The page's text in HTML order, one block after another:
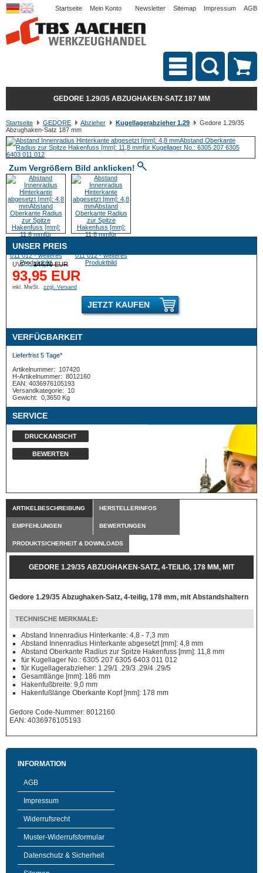
Startseite Mein Konto Newsletter Sitemap Impressum AGB
GEDORE 1.29/35 ABZUGHAKEN-SATZ 187 MM
Startseite GEDORE Abzieher Kugellagerabzieher 1.29
Gedore 1.29/35
Abzughaken-Satz 187 mm
Zum Vergrößern Bild anklicken!
UNSER PREIS
UVP**:144,70 EUR
93,95 EUR
inkl. MwSt. zzgl. Versand
JETZT KAUFEN
VERFÜGBARKEIT
Lieferfrist 5 Tage*
Artikelnummer:
107420
H-Artikelnummer: 8012160
EAN: 4036976105193
Versandkategorie:
10
Gewicht: 0,3650 Kg
SERVICE
DRUCKANSICHT
BEWERTEN
ARTIKELBESCHREIBUNG HERSTELLERINFOS
EMPFEHLUNGEN BEWERTUNGEN
PRODUKTSICHERHEIT & DOWNLOADS
GEDORE 1.29/35 ABZUGHAKEN-SATZ, 4-TEILIG, 178 MM, MIT
Gedore 1.29/35 Abzughaken-Satz, 4-teilig, 178 mm, mit Abstandshaltern
TECHNISCHE MERKMALE:
Abstand Innenradius Hinterkante: 4,8 - 7,3 mm
Abstand Innenradius Hinterkante abgesetzt [mm]: 4,8 mm
Abstand Oberkante Radius zur Spitze Hakenfuss [mm]: 11,8 mm
für Kugellager No.: 6305 207 6305 6403 011 012
für Kugellagerabzieher: 1.29/1 .29/3 .29/4 .29/5
Gesamtlänge [mm]: 186 mm
Hakenfußbreite: 9,0 mm
Hakenfußlänge Oberkante Kopf [mm]: 178 mm
Gedore Code-Nummer: 8012160
EAN: 4036976105193
INFORMATION
AGB
Impressum
Widerrufsrecht
Muster-Widerrufsformular
Datenschutz & Sicherheit